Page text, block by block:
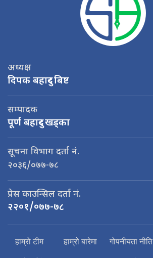
अध्यक्ष
दिपक बहादुर बिष्ट
सम्पादक
पूर्ण बहादुर खड्का
सूचना विभाग दर्ता नं.
२०३६/०७७-७८
प्रेस काउन्सिल दर्ता नं.
२२०१/०७७-७८
हाम्रो टीम हाम्रो बारेमा गोपनीयता नीति